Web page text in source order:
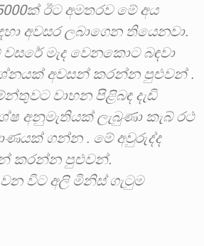
ඊට අමතරව මේ අය
අවසර ලබාගෙන තියෙනවා.
මැද වෙනකොට බඳවා
අවසන් කරන්න පුළුවන් .
වාහන පිළිබඳ දැඩි
අනුමැතියක් ලැබුණා කැබ් රථ
ගන්න . මේ අවුරුද්ද
කරන්න පුළුවන්.
විට අලි මිනිස් ගැටුම